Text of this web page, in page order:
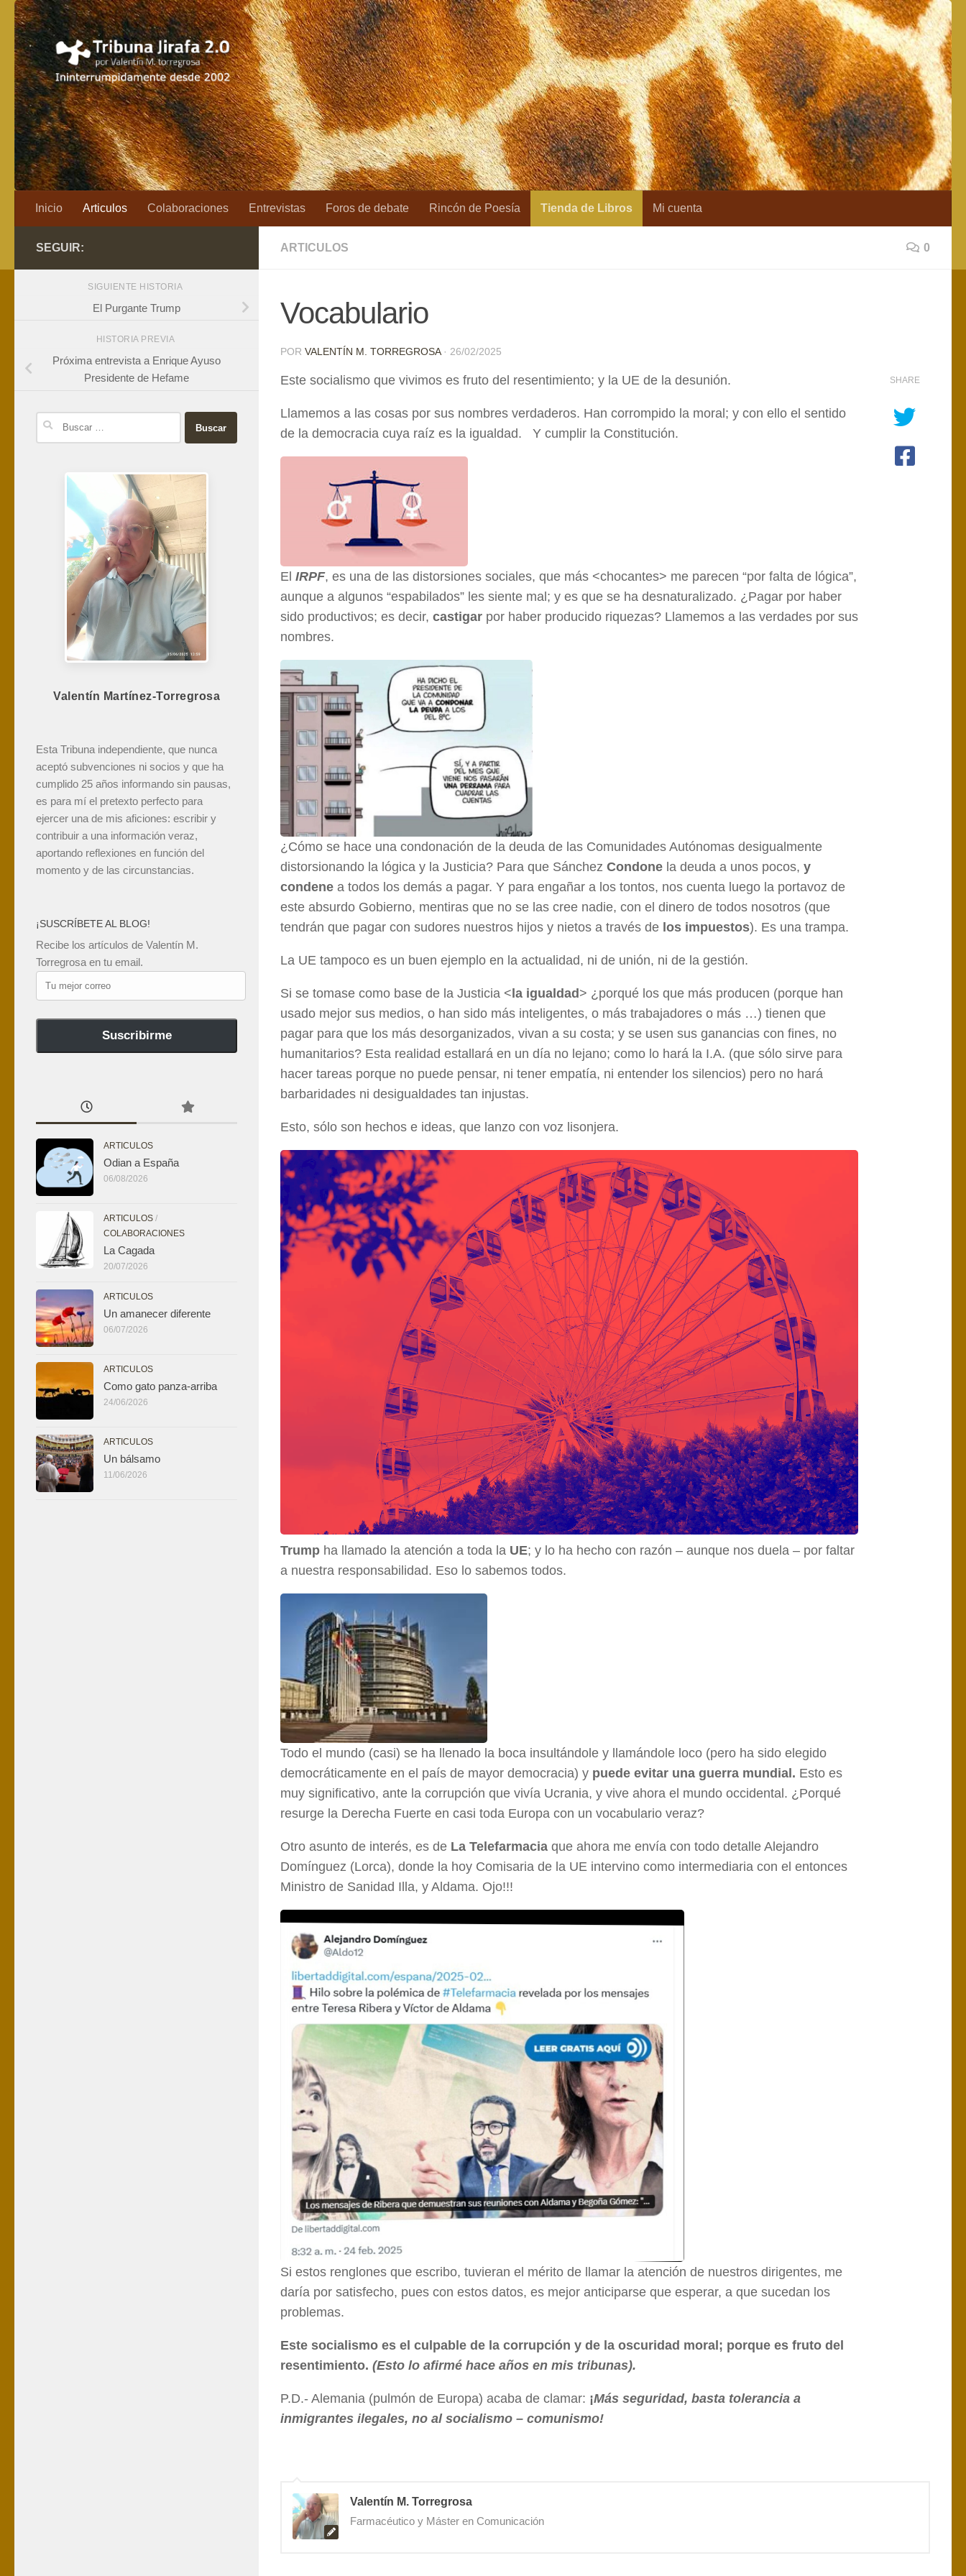
Saltar al contenido
Inicio Articulos Colaboraciones Entrevistas Foros de debate Rincón de Poesía Tienda de Libros Mi cuenta
ARTICULOS 0
Vocabulario
POR VALENTÍN M. TORREGROSA · 26/02/2025
Este socialismo que vivimos es fruto del resentimiento; y la UE de la desunión.
Llamemos a las cosas por sus nombres verdaderos. Han corrompido la moral; y con ello el sentido
de la democracia cuya raíz es la igualdad. Y cumplir la Constitución.
El IRPF, es una de las distorsiones sociales, que más <chocantes> me parecen “por falta de lógica”,
aunque a algunos “espabilados” les siente mal; y es que se ha desnaturalizado. ¿Pagar por haber
sido productivos; es decir, castigar por haber producido riquezas? Llamemos a las verdades por sus
nombres.
¿Cómo se hace una condonación de la deuda de las Comunidades Autónomas desigualmente
distorsionando la lógica y la Justicia? Para que Sánchez Condone la deuda a unos pocos, y
condene a todos los demás a pagar. Y para engañar a los tontos, nos cuenta luego la portavoz de
este absurdo Gobierno, mentiras que no se las cree nadie, con el dinero de todos nosotros (que
tendrán que pagar con sudores nuestros hijos y nietos a través de los impuestos). Es una trampa.
La UE tampoco es un buen ejemplo en la actualidad, ni de unión, ni de la gestión.
Si se tomase como base de la Justicia < la igualdad > ¿porqué los que más producen (porque han
usado mejor sus medios, o han sido más inteligentes, o más trabajadores o más …) tienen que
pagar para que los más desorganizados, vivan a su costa; y se usen sus ganancias con fines, no
humanitarios? Esta realidad estallará en un día no lejano; como lo hará la I.A. (que sólo sirve para
hacer tareas porque no puede pensar, ni tener empatía, ni entender los silencios) pero no hará
barbaridades ni desigualdades tan injustas.
Esto, sólo son hechos e ideas, que lanzo con voz lisonjera.
Trump ha llamado la atención a toda la UE; y lo ha hecho con razón – aunque nos duela – por faltar
a nuestra responsabilidad. Eso lo sabemos todos.
Todo el mundo (casi) se ha llenado la boca insultándole y llamándole loco (pero ha sido elegido
democráticamente en el país de mayor democracia) y puede evitar una guerra mundial. Esto es
muy significativo, ante la corrupción que vivía Ucrania, y vive ahora el mundo occidental. ¿Porqué
resurge la Derecha Fuerte en casi toda Europa con un vocabulario veraz?
Otro asunto de interés, es de La Telefarmacia que ahora me envía con todo detalle Alejandro
Domínguez (Lorca), donde la hoy Comisaria de la UE intervino como intermediaria con el entonces
Ministro de Sanidad Illa, y Aldama. Ojo!!!
Si estos renglones que escribo, tuvieran el mérito de llamar la atención de nuestros dirigentes, me
daría por satisfecho, pues con estos datos, es mejor anticiparse que esperar, a que sucedan los
problemas.
Este socialismo es el culpable de la corrupción y de la oscuridad moral; porque es fruto del
resentimiento. (Esto lo afirmé hace años en mis tribunas).
P.D.- Alemania (pulmón de Europa) acaba de clamar: ¡Más seguridad, basta tolerancia a
inmigrantes ilegales, no al socialismo – comunismo!
SHARE
Valentín M. Torregrosa
Farmacéutico y Máster en Comunicación
SEGUIR:
SIGUIENTE HISTORIA
El Purgante Trump
HISTORIA PREVIA
Próxima entrevista a Enrique Ayuso
Presidente de Hefame
Buscar:
Valentín Martínez-Torregrosa
Esta Tribuna independiente, que nunca
aceptó subvenciones ni socios y que ha
cumplido 25 años informando sin pausas,
es para mí el pretexto perfecto para
ejercer una de mis aficiones: escribir y
contribuir a una información veraz,
aportando reflexiones en función del
momento y de las circunstancias.
¡SUSCRÍBETE AL BLOG!
Recibe los artículos de Valentín M.
Torregrosa en tu email.
mejor
Suscribirme
ARTICULOS
Odian a España
06/08/2026
ARTICULOS /
COLABORACIONES
La Cagada
20/07/2026
ARTICULOS
Un amanecer diferente
06/07/2026
ARTICULOS
Como gato panza-arriba
24/06/2026
ARTICULOS
Un bálsamo
11/06/2026